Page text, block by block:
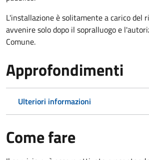
L'installazione è solitamente a carico del
avvenire solo dopo il sopralluogo e
Comune.
Approfondimenti
Ulteriori informazioni
Come fare